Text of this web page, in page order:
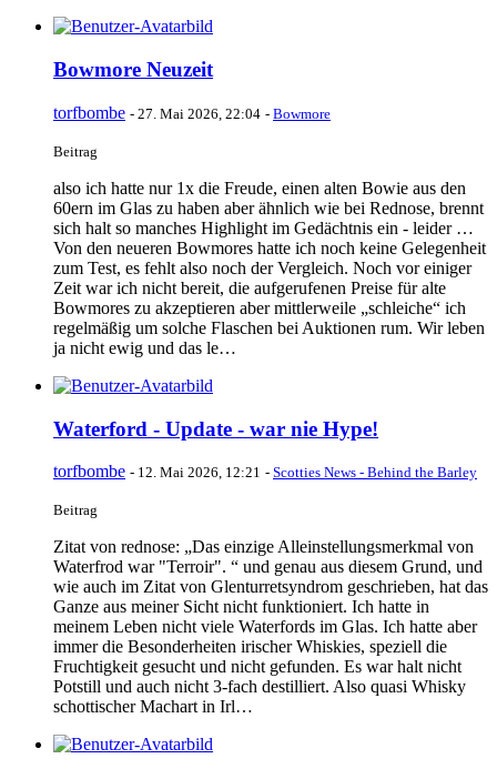
Bowmore Neuzeit
torfbombe - 27. Mai 2026, 22:04 - Bowmore
Beitrag
also ich hatte nur 1x die Freude, einen alten Bowie aus den
60ern im Glas zu haben aber ähnlich wie bei Rednose, brennt
sich halt so manches Highlight im Gedächtnis ein - leider …
Von den neueren Bowmores hatte ich noch keine Gelegenheit
zum Test, es fehlt also noch der Vergleich. Noch vor einiger
Zeit war ich nicht bereit, die aufgerufenen Preise für alte
Bowmores zu akzeptieren aber mittlerweile „schleiche“ ich
regelmäßig um solche Flaschen bei Auktionen rum. Wir leben
ja nicht ewig und das le…
Waterford - Update - war nie Hype!
torfbombe - 12. Mai 2026, 12:21 - Scotties News - Behind the Barley
Beitrag
Zitat von rednose: „Das einzige Alleinstellungsmerkmal von
Waterfrod war "Terroir". “ und genau aus diesem Grund, und
wie auch im Zitat von Glenturretsyndrom geschrieben, hat das
Ganze aus meiner Sicht nicht funktioniert. Ich hatte in
meinem Leben nicht viele Waterfords im Glas. Ich hatte aber
immer die Besonderheiten irischer Whiskies, speziell die
Fruchtigkeit gesucht und nicht gefunden. Es war halt nicht
Potstill und auch nicht 3-fach destilliert. Also quasi Whisky
schottischer Machart in Irl…